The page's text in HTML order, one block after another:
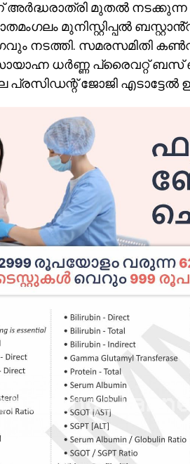
അർദ്ധരാത്രി മുതൽ നടക്കുന്ന
മുനിസ്റ്റിപ്പൽ
നടത്തി. സമരസമിതി
ധർണ്ണ പ്രൈവറ്റ്
പ്രസിഡന്റ് ജോജി